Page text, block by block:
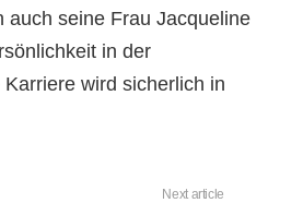
auch seine Frau Jacqueline
in der
wird sicherlich in
Next article